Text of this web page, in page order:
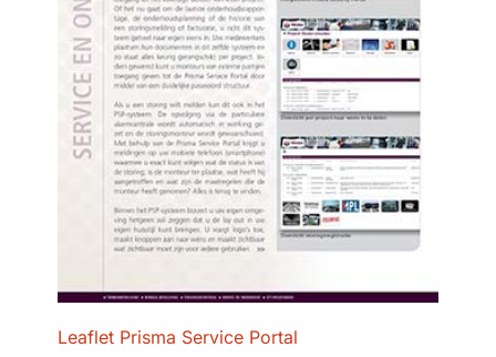
Leaflet Prisma Service Portal